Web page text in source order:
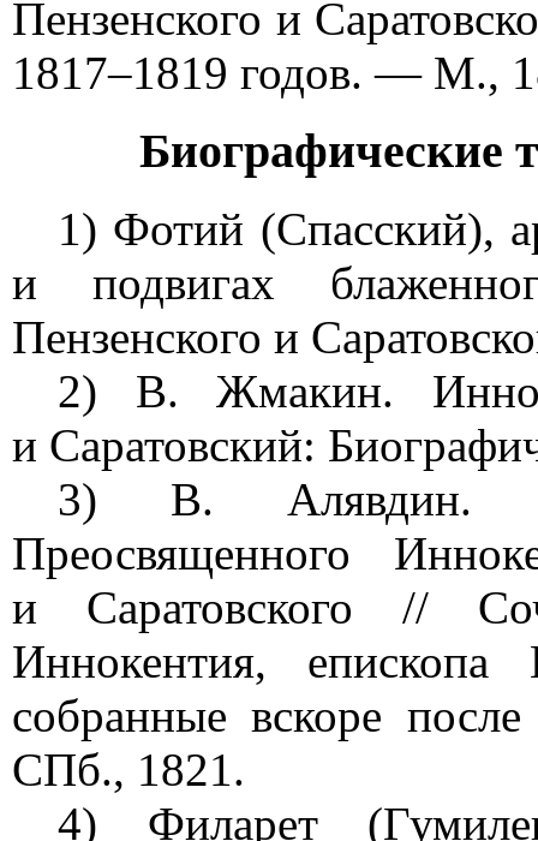
Пензенского и
1817–1819 годов. — М.,
Биографические
1) Фотий (Спасский),
и подвигах
Пензенского и
2) В. Жмакин.
и Саратовский:
3) В. Алявдин.
Преосвященного
и Саратовского //
Иннокентия, епископа
собранные вскоре
СПб., 1821.
4) Филарет